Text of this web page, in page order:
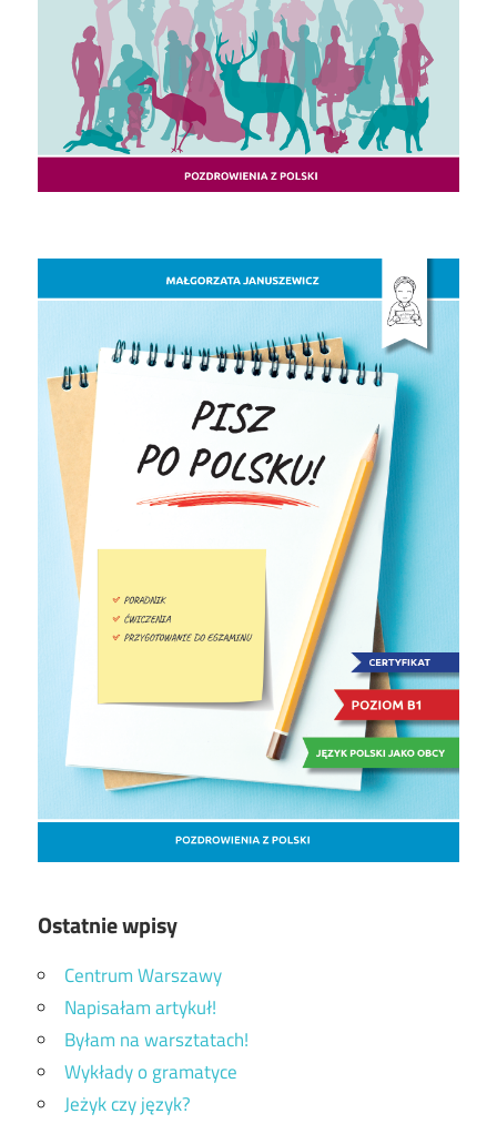
Ostatnie wpisy
Centrum Warszawy
Napisałam artykuł!
Byłam na warsztatach!
Wykłady o gramatyce
Jeżyk czy język?